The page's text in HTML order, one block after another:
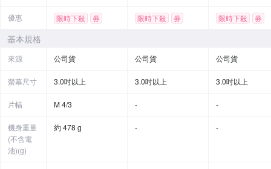
優惠 限時下殺
券
限時下殺 券 限時下殺 券
基本規格
來源 公司貨 公司貨 公司貨
螢幕尺寸 3.0吋以上 3.0吋以上 3.0吋以上
片幅 M 4/3 - -
機身重量
(不含電
池)(g)
約 478 g - -